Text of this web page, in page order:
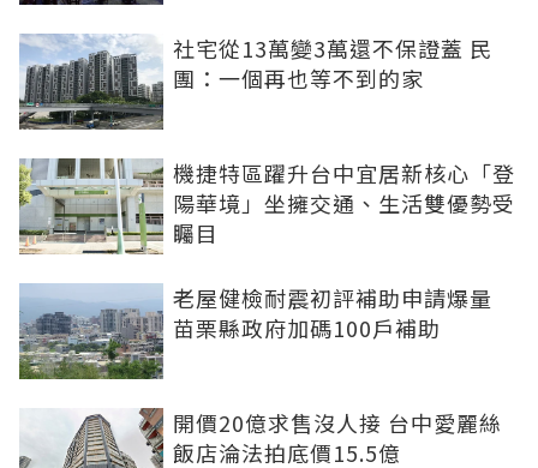
社宅從13萬變3萬還不保證蓋 民
團：一個再也等不到的家
機捷特區躍升台中宜居新核心「登
陽華境」坐擁交通、生活雙優勢受
矚目
老屋健檢耐震初評補助申請爆量
苗栗縣政府加碼100戶補助
開價20億求售沒人接 台中愛麗絲
飯店淪法拍底價15.5億